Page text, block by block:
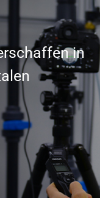
in